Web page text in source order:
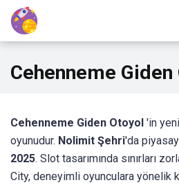
Cehenneme Giden
Cehenneme Giden Otoyol 'in
oyunudur. Nolimit Şehri'da
2025. Slot tasarımında sınırları
City, deneyimli oyunculara yönelik